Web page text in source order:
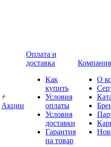
Акции
Оплата и
доставка
Как
купить
Условия
оплаты
Условия
доставки
Гарантия
на товар
Компания
О